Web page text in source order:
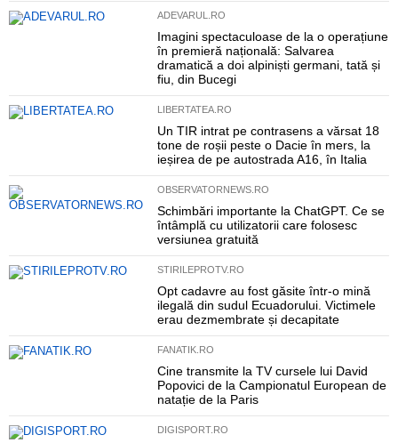
ADEVARUL.RO
Imagini spectaculoase de la o operațiune
în premieră națională: Salvarea
dramatică a doi alpiniști germani, tată și
fiu, din Bucegi
LIBERTATEA.RO
Un TIR intrat pe contrasens a vărsat 18
tone de roșii peste o Dacie în mers, la
ieșirea de pe autostrada A16, în Italia
OBSERVATORNEWS.RO
Schimbări importante la ChatGPT. Ce se
întâmplă cu utilizatorii care folosesc
versiunea gratuită
STIRILEPROTV.RO
Opt cadavre au fost găsite într-o mină
ilegală din sudul Ecuadorului. Victimele
erau dezmembrate și decapitate
FANATIK.RO
Cine transmite la TV cursele lui David
Popovici de la Campionatul European de
natație de la Paris
DIGISPORT.RO